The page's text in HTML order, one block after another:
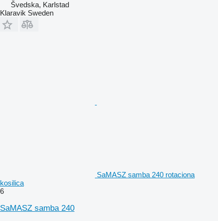
Švedska, Karlstad
Klaravik Sweden
SaMASZ samba 240 rotaciona
kosilica
6
SaMASZ samba 240